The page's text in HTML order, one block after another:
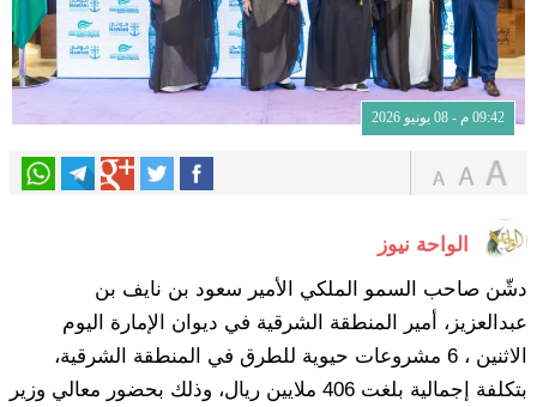
09:42 م - 08 يونيو 2026
الواحة نيوز
دشّن صاحب السمو الملكي الأمير سعود بن نايف بن
عبدالعزيز، أمير المنطقة الشرقية في ديوان الإمارة اليوم
الاثنين ، 6 مشروعات حيوية للطرق في المنطقة الشرقية،
بتكلفة إجمالية بلغت 406 ملايين ريال، وذلك بحضور معالي وزير